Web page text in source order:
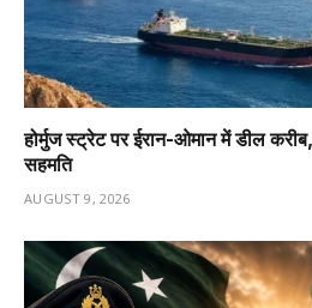
होर्मुज स्ट्रेट पर ईरान-ओमान में डील
सहमति
AUGUST 9, 2026